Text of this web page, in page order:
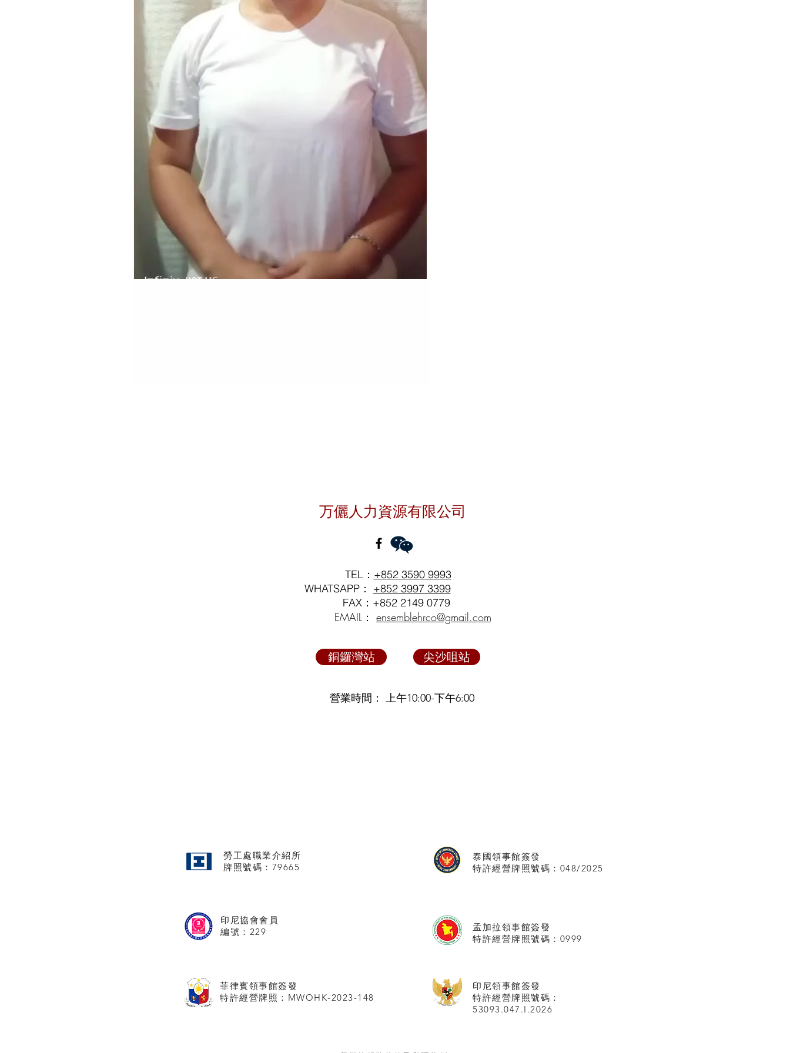
万儷人力資源有限公司
TEL： +852 3590 9993
WHATSAPP： +852 3997 3399
FAX：+852 2149 0779
EMAIL： ensemblehrco@gmail.com
銅鑼灣站 尖沙咀站
營業時間： 上午10:00-下午6:00
勞工處職業介紹所
牌照號碼：79665
印尼協會會員
​編號：229
菲律賓領事館簽發
特許經營牌照：MWOHK-2023-148
印尼領事館簽發
特許經營牌照號碼：
53093.047.I.2026
孟加拉領事館簽發
特許經營牌照號碼：0999
泰國領事館簽發
特許經營牌照號碼：048/2025